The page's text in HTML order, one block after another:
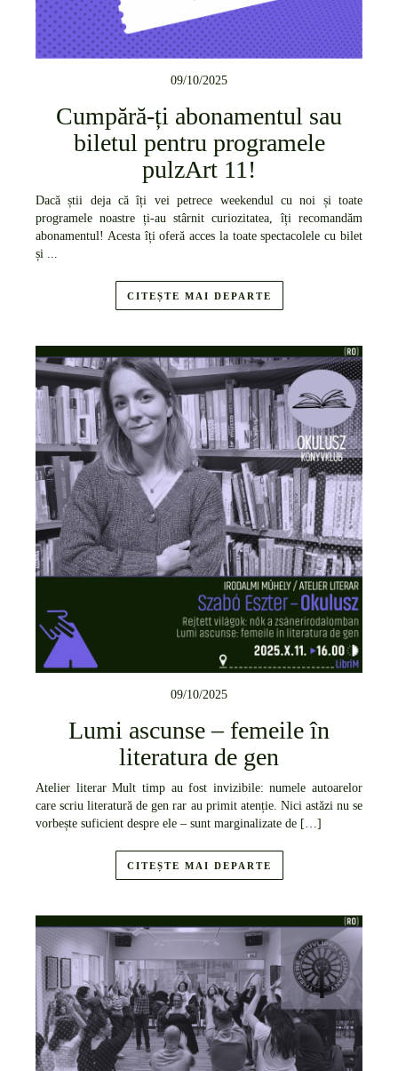
09/10/2025
Cumpără-ți abonamentul sau
biletul pentru programele
pulzArt 11!
Dacă știi deja că îți vei petrece weekendul cu noi și toate
programele noastre ți-au stârnit curiozitatea, îți recomandăm
abonamentul! Acesta îți oferă acces la toate spectacolele cu bilet
și ...
CITEȘTE MAI DEPARTE
09/10/2025
Lumi ascunse – femeile în
literatura de gen
Atelier literar Mult timp au fost invizibile: numele autoarelor
care scriu literatură de gen rar au primit atenție. Nici astăzi nu se
vorbește suficient despre ele – sunt marginalizate de […]
CITEȘTE MAI DEPARTE